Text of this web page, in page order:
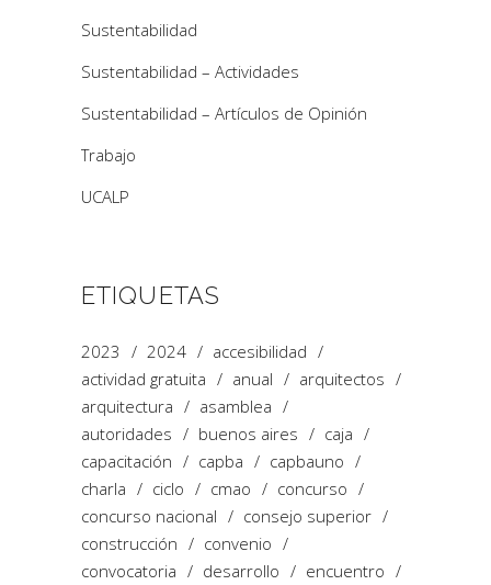
Sustentabilidad
Sustentabilidad – Actividades
Sustentabilidad – Artículos de Opinión
Trabajo
UCALP
ETIQUETAS
2023 2024
accesibilidad
actividad gratuita
anual
arquitectos
arquitectura
asamblea
autoridades
buenos aires
caja
capacitación
capba
capbauno
charla
ciclo cmao
concurso
concurso nacional
consejo superior
construcción
convenio
convocatoria
desarrollo
encuentro